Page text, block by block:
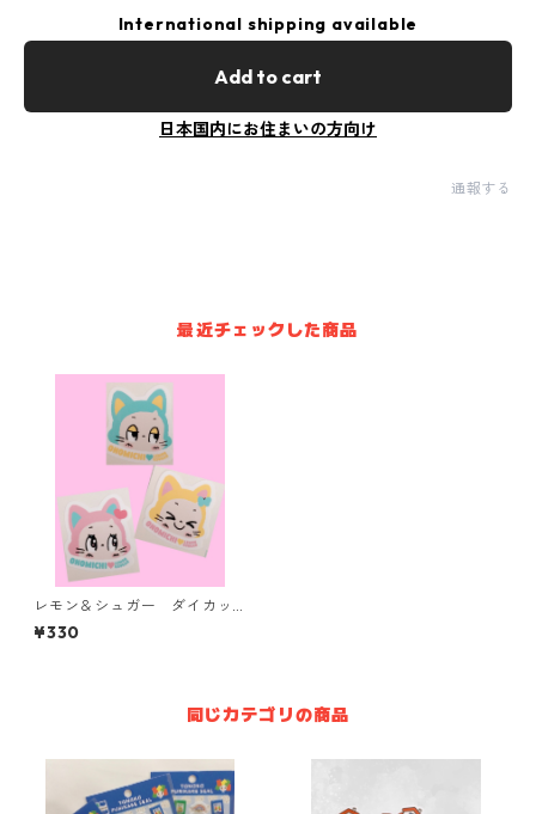
International shipping available
Add to cart
日本国内にお住まいの方向け
通報する
最近チェックした商品
レモン＆シュガー ダイカッ
トステッカー ねこ【３種】
¥330
同じカテゴリの商品